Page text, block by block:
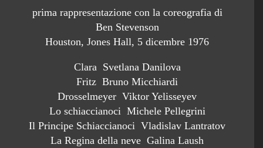
prima rappresentazione con la coreografia di
Ben Stevenson
Houston, Jones Hall, 5 dicembre 1976
Clara Svetlana Danilova
Fritz Bruno Micchiardi
Drosselmeyer Viktor Yelisseyev
Lo schiaccianoci Michele Pellegrini
Il Principe Schiaccianoci Vladislav Lantratov
La Regina della neve Galina Laush